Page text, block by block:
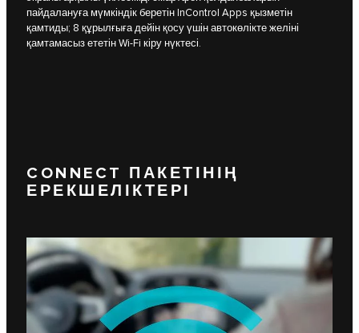
пайдалануға мүмкіндік беретін InControl Apps қызметін
қамтиды; 8 құрылғыға дейін қосу үшін автокөлікте желіні
қамтамасыз ететін Wi-Fi кіру нүктесі.
CONNECT ПАКЕТІНІҢ
ЕРЕКШЕЛІКТЕРІ